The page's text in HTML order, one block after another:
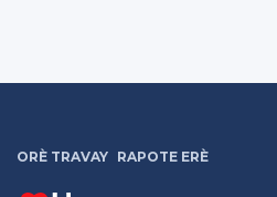
ORÈ TRAVAY RAPOTE ERÈ